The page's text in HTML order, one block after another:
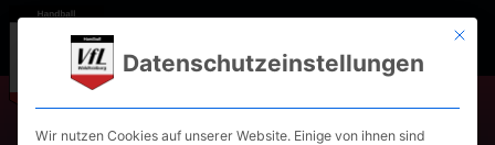
Mit
Datenschutzeinstellungen
Wir nutzen Cookies auf unserer Website. Einige von ihnen sind